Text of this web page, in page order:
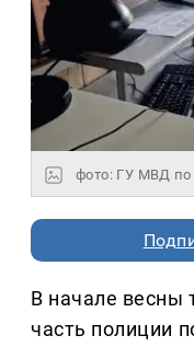
фото: ГУ МВД по
В начале весны
часть полиции